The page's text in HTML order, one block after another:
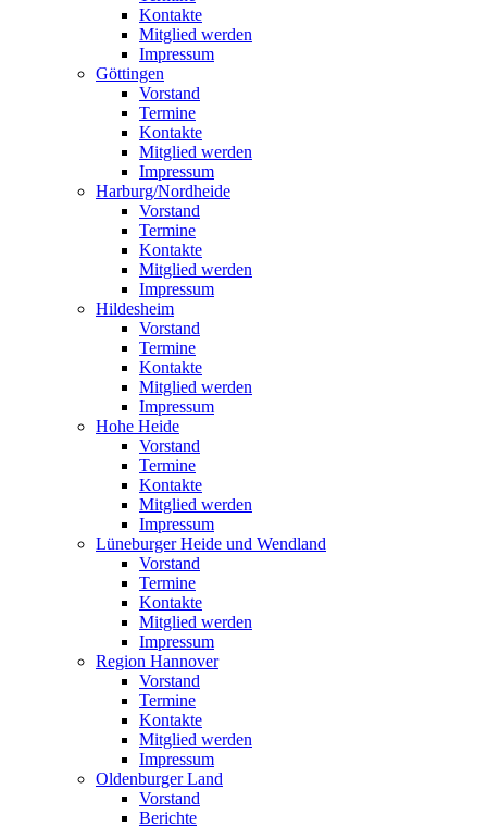
Kontakte
Mitglied werden
Impressum
Göttingen
Vorstand
Termine
Kontakte
Mitglied werden
Impressum
Harburg/Nordheide
Vorstand
Termine
Kontakte
Mitglied werden
Impressum
Hildesheim
Vorstand
Termine
Kontakte
Mitglied werden
Impressum
Hohe Heide
Vorstand
Termine
Kontakte
Mitglied werden
Impressum
Lüneburger Heide und Wendland
Vorstand
Termine
Kontakte
Mitglied werden
Impressum
Region Hannover
Vorstand
Termine
Kontakte
Mitglied werden
Impressum
Oldenburger Land
Vorstand
Berichte